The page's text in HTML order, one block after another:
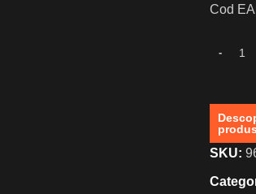
Cod
produs
SKU: